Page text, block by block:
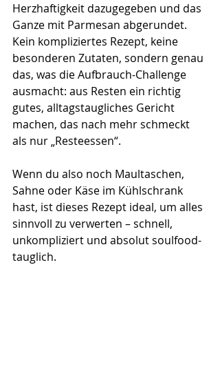
Herzhaftigkeit dazugegeben und das
Ganze mit Parmesan abgerundet.
Kein kompliziertes Rezept, keine
besonderen Zutaten, sondern genau
das, was die Aufbrauch-Challenge
ausmacht: aus Resten ein richtig
gutes, alltagstaugliches Gericht
machen, das nach mehr schmeckt
als nur „Resteessen“.
Wenn du also noch Maultaschen,
Sahne oder Käse im Kühlschrank
hast, ist dieses Rezept ideal, um alles
sinnvoll zu verwerten – schnell,
unkompliziert und absolut soulfood-
tauglich.